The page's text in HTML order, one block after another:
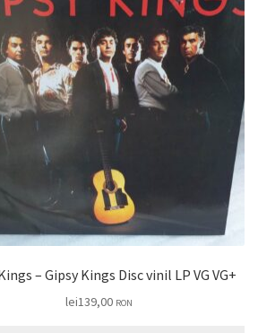
Gipsy Kings – Gipsy Kings Disc vinil LP VG VG+
lei139,00 RON